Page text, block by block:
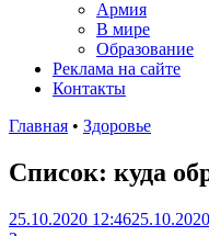
Армия
В мире
Образование
Реклама на сайте
Контакты
Главная • Здоровье
Список: куда
25.10.2020 12:46